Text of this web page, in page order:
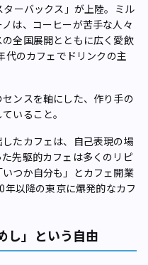
ーバックス」が上陸。ミル
は、コーヒーが苦手な人々
全国展開とともに広く愛飲
代のカフェでドリンクの主
ンスを軸にした、作り手の
いること。
たカフェは、自己表現の場
先駆的カフェは多くのリピ
つか自分も」とカフェ開業
以降の東京に爆発的なカフ
し」という自由